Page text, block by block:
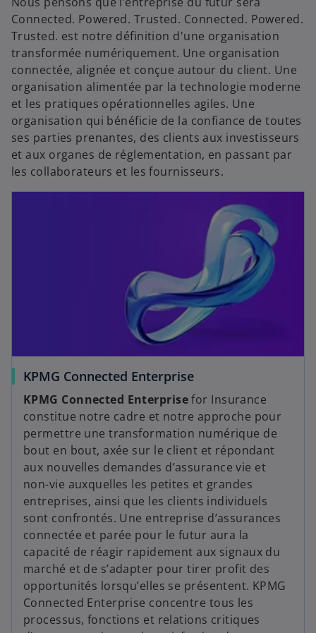
Connected. Powered. Trusted. Connected. Powered.
Trusted. est notre définition d'une organisation
transformée numériquement. Une organisation
connectée, alignée et conçue autour du client. Une
organisation alimentée par la technologie moderne
et les pratiques opérationnelles agiles. Une
organisation qui bénéficie de la confiance de toutes
ses parties prenantes, des clients aux investisseurs
et aux organes de réglementation, en passant par
les collaborateurs et les fournisseurs.
KPMG Connected Enterprises
’
o
u
v
r
e
d
a
n
s
u
n
n
o
u
KPMG Connected Enterprisefor Insurance
constitue notre cadre et notre approche pour
permettre une transformation numérique de
bout en bout, axée sur le client et répondant
aux nouvelles demandes d’assurance vie et
non-vie auxquelles les petites et grandes
entreprises, ainsi que les clients individuels
sont confrontés. Une entreprise d’assurances
connectée et parée pour le futur aura la
capacité de réagir rapidement aux signaux du
marché et de s’adapter pour tirer profit des
opportunités lorsqu’elles se présentent. KPMG
Connected Enterprise concentre tous les
processus, fonctions et relations critiques
s’ouvre dans un nouvel onglet